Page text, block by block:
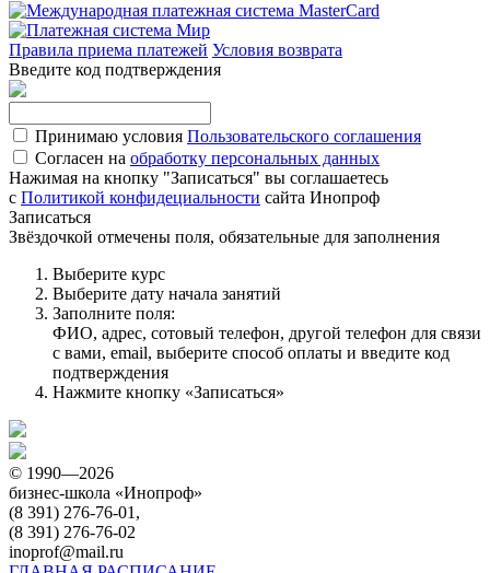
Правила приема платежей Условия возврата
Введите код подтверждения
Принимаю условия Пользовательского соглашения
Согласен на обработку персональных данных
Нажимая на кнопку "Записаться" вы соглашаетесь
с Политикой конфидециальности сайта Инопроф
Записаться
Звёздочкой отмечены поля, обязательные для заполнения
Выберите курс
Выберите дату начала занятий
Заполните поля:
ФИО, адрес, сотовый телефон, другой телефон для связи
с вами, email, выберите способ оплаты и введите код
подтверждения
Нажмите кнопку «Записаться»
© 1990—2026
бизнес-школа «Инопроф»
(8 391) 276-76-01,
(8 391) 276-76-02
inoprof@mail.ru